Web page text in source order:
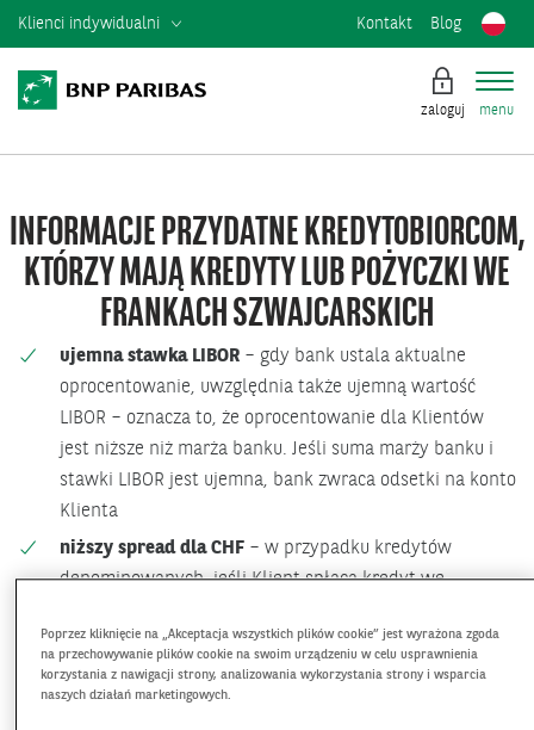
Klienci indywidualni Kontakt Blog
zaloguj menu
INFORMACJE PRZYDATNE KREDYTOBIORCOM,
KTÓRZY MAJĄ KREDYTY LUB POŻYCZKI WE
FRANKACH SZWAJCARSKICH
ujemna stawka LIBOR – gdy bank ustala aktualne
oprocentowanie, uwzględnia także ujemną wartość
LIBOR – oznacza to, że oprocentowanie dla Klientów
jest niższe niż marża banku. Jeśli suma marży banku i
stawki LIBOR jest ujemna, bank zwraca odsetki na konto
Klienta
niższy spread dla CHF – w przypadku kredytów
denominowanych, jeśli Klient spłaca kredyt we
złotych, bank obniża spread, czyli różnicę pomiędzy
kursem sprzedaży a kursem kupna danej waluty obcej
Poprzez kliknięcie na „Akceptacja wszystkich plików cookie” jest wyrażona zgoda
na przechowywanie plików cookie na swoim urządzeniu w celu usprawnienia
korzystania z nawigacji strony, analizowania wykorzystania strony i wsparcia
naszych działań marketingowych.